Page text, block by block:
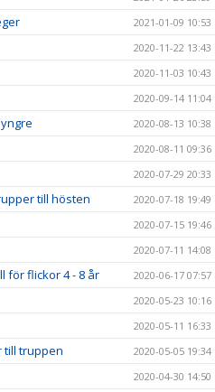
2021-01-09 10:53
2020-11-22 13:43
2020-11-03 10:43
2020-09-14 11:04
2020-08-13 10:38
2020-08-11 09:36
2020-07-29 20:33
till hösten 2020-07-18 19:49
2020-07-15 19:46
2020-07-11 14:08
för flickor 4 - 8 år 2020-06-17 07:57
2020-05-23 10:16
2020-05-11 16:33
till truppen 2020-05-05 19:34
2020-04-30 14:50